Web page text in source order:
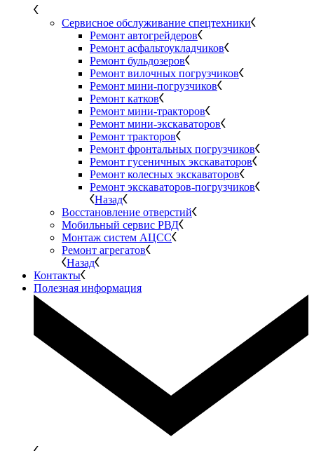
Сервисное обслуживание спецтехники
Ремонт автогрейдеров
Ремонт асфальтоукладчиков
Ремонт бульдозеров
Ремонт вилочных погрузчиков
Ремонт мини-погрузчиков
Ремонт катков
Ремонт мини-тракторов
Ремонт мини-экскаваторов
Ремонт тракторов
Ремонт фронтальных погрузчиков
Ремонт гусеничных экскаваторов
Ремонт колесных экскаваторов
Ремонт экскаваторов-погрузчиков
Назад
Восстановление отверстий
Мобильный сервис РВД
Монтаж систем АЦСС
Ремонт агрегатов
Назад
Контакты
Полезная информация